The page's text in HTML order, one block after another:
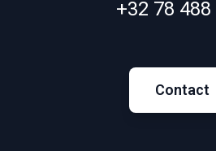
+32 78 488
Contact